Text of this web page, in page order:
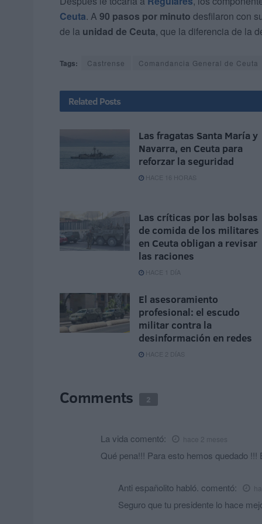
Ceuta. A 90 pasos por minuto desfilaron con
de la unidad de Ceuta, que la diferencia de la
Tags: Castrense Comandancia General de Ceuta
Related Posts
Las fragatas Santa María y
Navarra, en Ceuta para
reforzar la seguridad
HACE 16 HORAS
Las críticas por las bolsas
de comida de los militares
en Ceuta obligan a revisar
las raciones
HACE 1 DÍA
El asesoramiento
profesional: el escudo
militar contra la
desinformación en redes
HACE 2 DÍAS
Comments 2
La vida comentó: hace 2 meses
Qué pena!!! Para esto hemos quedado
Anti españolito habló. comentó:
Seguro que tu presidente lo hace